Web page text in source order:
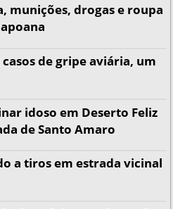
munições, drogas e roupa
de gripe aviária, um
idoso em Deserto Feliz
de Santo Amaro
a tiros em estrada vicinal